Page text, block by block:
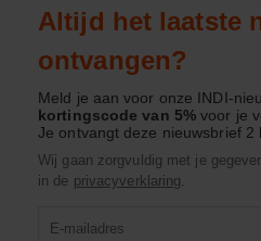
Altijd het laatste
ontvangen?
Meld je aan voor onze INDI-
kortingscode van 5%voor je
Je ontvangt deze nieuwsbrief 2
Wij gaan zorgvuldig met je
in de privacyverklaring.